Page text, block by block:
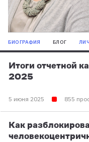
БИОГРАФИЯ БЛОГ
Итоги отчетной
2025
5 июня 2025 855
Как